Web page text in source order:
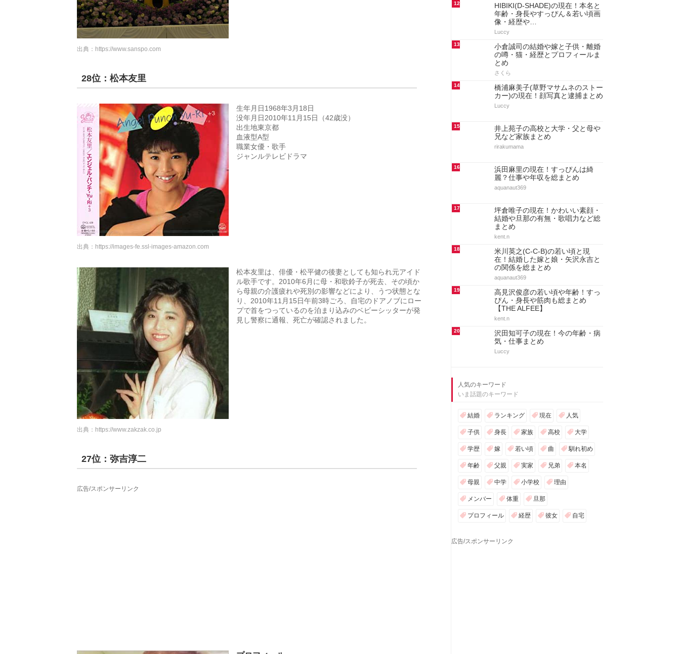
出典： https://www.sanspo.com
28位：松本友里
生年月日1968年3月18日
没年月日2010年11月15日（42歳没）
出生地東京都
血液型A型
職業女優・歌手
ジャンルテレビドラマ
出典： https://images-fe.ssl-images-amazon.com
松本友里は、俳優・松平健の後妻としても知られ元アイド
ル歌手です。2010年6月に母・和歌鈴子が死去、その頃か
ら母親の介護疲れや死別の影響などにより、うつ状態とな
り、2010年11月15日午前3時ごろ、自宅のドアノブにロー
プで首をつっているのを泊まり込みのベビーシッターが発
見し警察に通報、死亡が確認されました。
出典： https://www.zakzak.co.jp
27位：弥吉淳二
広告/スポンサーリンク
12
HIBIKI(D-SHADE)の現在！本名と
年齢・身長やすっぴん＆若い頃画
像・経歴や…
Luccy
13
小倉誠司の結婚や嫁と子供・離婚
の噂・猫・経歴とプロフィールま
とめ
さくら
14
橋浦麻美子(草野マサムネのストー
カー)の現在！顔写真と逮捕まとめ
Luccy
15
井上苑子の高校と大学・父と母や
兄など家族まとめ
rirakumama
16
浜田麻里の現在！すっぴんは綺
麗？仕事や年収を総まとめ
aquanaut369
17
坪倉唯子の現在！かわいい素顔・
結婚や旦那の有無・歌唱力など総
まとめ
kent.n
18
米川英之(C-C-B)の若い頃と現
在！結婚した嫁と娘・矢沢永吉と
の関係を総まとめ
aquanaut369
19
高見沢俊彦の若い頃や年齢！すっ
ぴん・身長や筋肉も総まとめ
【THE ALFEE】
kent.n
20
沢田知可子の現在！今の年齢・病
気・仕事まとめ
Luccy
人気のキーワード
いま話題のキーワード
結婚 ランキング 現在 人気
子供 身長 家族 高校 大学
学歴 嫁 若い頃 曲 馴れ初め
年齢 父親 実家 兄弟 本名
母親 中学 小学校 理由
メンバー 体重 旦那
プロフィール 経歴 彼女 自宅
広告/スポンサーリンク